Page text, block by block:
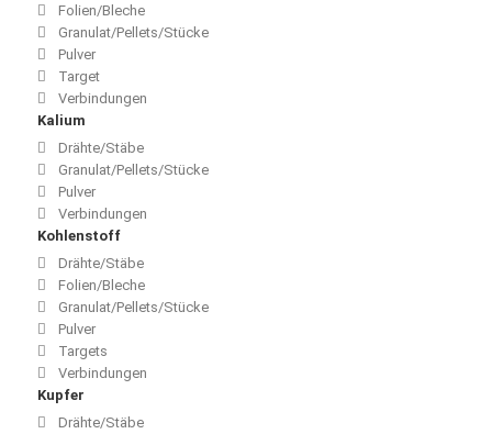
Folien/Bleche
Granulat/Pellets/Stücke
Pulver
Target
Verbindungen
Kalium
Drähte/Stäbe
Granulat/Pellets/Stücke
Pulver
Verbindungen
Kohlenstoff
Drähte/Stäbe
Folien/Bleche
Granulat/Pellets/Stücke
Pulver
Targets
Verbindungen
Kupfer
Drähte/Stäbe